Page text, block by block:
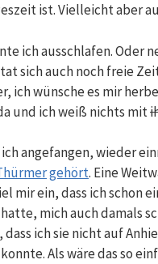
ist. Vielleicht aber
ich ausschlafen. Oder
sich auch noch freie
ich wünsche es mir
und ich weiß nichts mit
ich angefangen, wieder
gehört. Eine
mir ein, dass ich schon
mich auch damals
ich sie nicht auf
Als wäre das so